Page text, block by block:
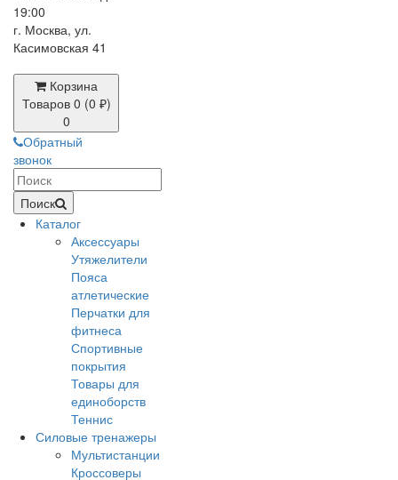
19:00
г. Москва, ул.
Касимовская 41
Корзина
Товаров 0 (0 ₽)
0
Обратный
звонок
Поиск
Каталог
Аксессуары
Утяжелители
Пояса
атлетические
Перчатки для
фитнеса
Спортивные
покрытия
Товары для
единоборств
Теннис
Силовые тренажеры
Мультистанции
Кроссоверы